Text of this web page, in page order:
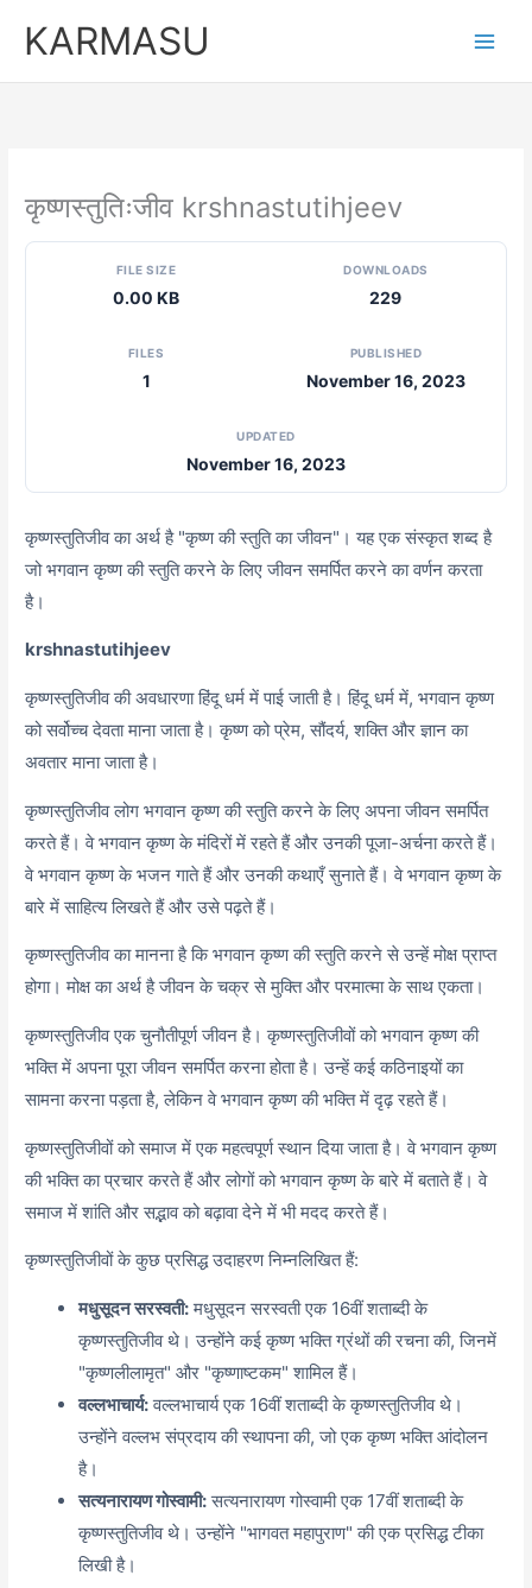
KARMASU
कृष्णस्तुतिःजीव krshnastutihjeev
FILE SIZE
0.00 KB
DOWNLOADS
229
FILES
1
PUBLISHED
November 16, 2023
UPDATED
November 16, 2023
कृष्णस्तुतिजीव का अर्थ है "कृष्ण की स्तुति का जीवन"। यह एक संस्कृत शब्द है
जो भगवान कृष्ण की स्तुति करने के लिए जीवन समर्पित करने का वर्णन करता
है।
krshnastutihjeev
कृष्णस्तुतिजीव की अवधारणा हिंदू धर्म में पाई जाती है। हिंदू धर्म में, भगवान कृष्ण
को सर्वोच्च देवता माना जाता है। कृष्ण को प्रेम, सौंदर्य, शक्ति और ज्ञान का
अवतार माना जाता है।
कृष्णस्तुतिजीव लोग भगवान कृष्ण की स्तुति करने के लिए अपना जीवन समर्पित
करते हैं। वे भगवान कृष्ण के मंदिरों में रहते हैं और उनकी पूजा-अर्चना करते हैं।
वे भगवान कृष्ण के भजन गाते हैं और उनकी कथाएँ सुनाते हैं। वे भगवान कृष्ण के
बारे में साहित्य लिखते हैं और उसे पढ़ते हैं।
कृष्णस्तुतिजीव का मानना ​​है कि भगवान कृष्ण की स्तुति करने से उन्हें मोक्ष प्राप्त
होगा। मोक्ष का अर्थ है जीवन के चक्र से मुक्ति और परमात्मा के साथ एकता।
कृष्णस्तुतिजीव एक चुनौतीपूर्ण जीवन है। कृष्णस्तुतिजीवों को भगवान कृष्ण की
भक्ति में अपना पूरा जीवन समर्पित करना होता है। उन्हें कई कठिनाइयों का
सामना करना पड़ता है, लेकिन वे भगवान कृष्ण की भक्ति में दृढ़ रहते हैं।
कृष्णस्तुतिजीवों को समाज में एक महत्वपूर्ण स्थान दिया जाता है। वे भगवान कृष्ण
की भक्ति का प्रचार करते हैं और लोगों को भगवान कृष्ण के बारे में बताते हैं। वे
समाज में शांति और सद्भाव को बढ़ावा देने में भी मदद करते हैं।
कृष्णस्तुतिजीवों के कुछ प्रसिद्ध उदाहरण निम्नलिखित हैं:
मधुसूदन सरस्वती:मधुसूदन सरस्वती एक 16वीं शताब्दी के
कृष्णस्तुतिजीव थे। उन्होंने कई कृष्ण भक्ति ग्रंथों की रचना की, जिनमें
"कृष्णलीलामृत" और "कृष्णाष्टकम" शामिल हैं।
वल्लभाचार्य:वल्लभाचार्य एक 16वीं शताब्दी के कृष्णस्तुतिजीव थे।
उन्होंने वल्लभ संप्रदाय की स्थापना की, जो एक कृष्ण भक्ति आंदोलन
है।
सत्यनारायण गोस्वामी:सत्यनारायण गोस्वामी एक 17वीं शताब्दी के
कृष्णस्तुतिजीव थे। उन्होंने "भागवत महापुराण" की एक प्रसिद्ध टीका
लिखी है।